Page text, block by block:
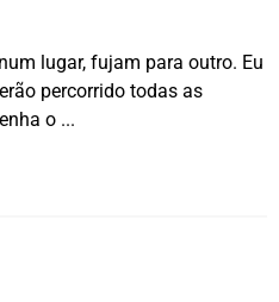
lugar, fujam para outro. Eu
percorrido todas as
o